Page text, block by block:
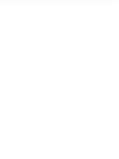
ニング）ツイーター／ミ
ある独特の穴あきレンズ
エッジ】
特長とし、社内製造でウ
ドされています。 この設
グ・ストロークを実現し
ら作られたARTエッジは耐
ます。